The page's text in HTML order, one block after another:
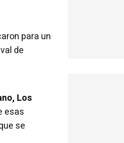
para un
de
Los
esas
se